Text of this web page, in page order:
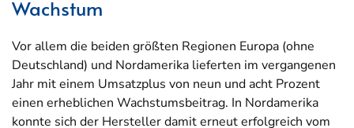
Wachstum
Vor allem die beiden größten Regionen Europa (ohne
Deutschland) und Nordamerika lieferten im vergangenen
Jahr mit einem Umsatzplus von neun und acht Prozent
einen erheblichen Wachstumsbeitrag. In Nordamerika
konnte sich der Hersteller damit erneut erfolgreich vom